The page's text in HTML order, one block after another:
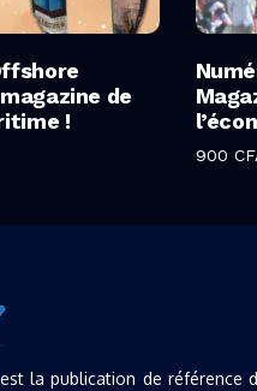
Panier
de
!
900
la publication de référence